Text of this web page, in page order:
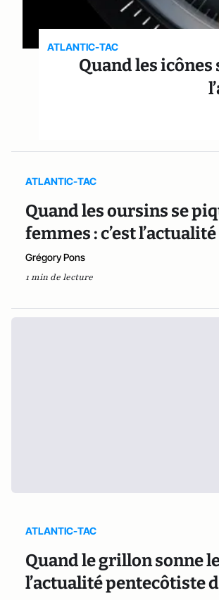
ATLANTIC-TAC
Quand les icônes
ATLANTIC-TAC
Quand les oursins se
femmes : c’est
Grégory Pons
1 min de lecture
ATLANTIC-TAC
Quand le grillon sonne
l’actualité pentecôtiste